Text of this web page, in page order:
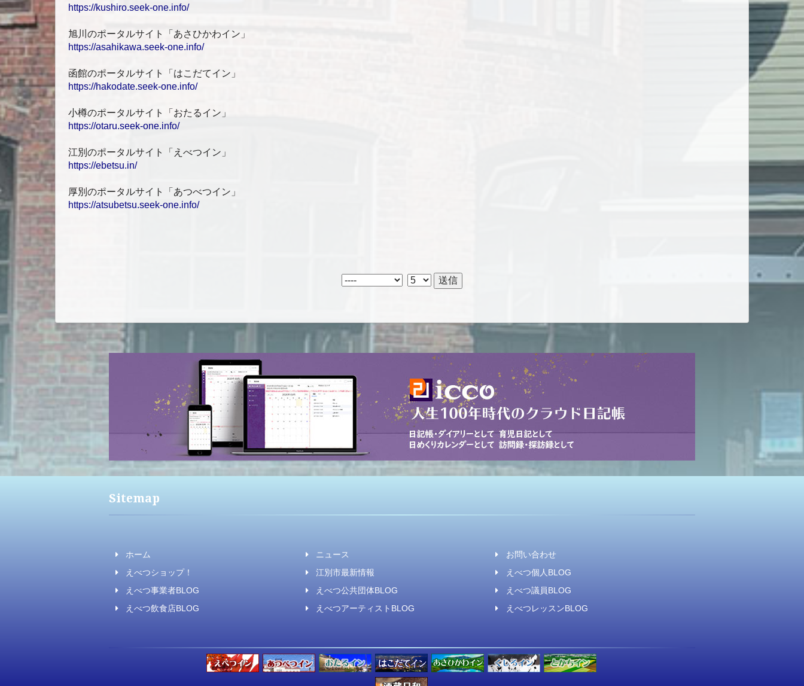
https://kushiro.seek-one.info/
旭川のポータルサイト「あさひかわイン」
https://asahikawa.seek-one.info/
函館のポータルサイト「はこだてイン」
https://hakodate.seek-one.info/
小樽のポータルサイト「おたるイン」
https://otaru.seek-one.info/
江別のポータルサイト「えべつイン」
https://ebetsu.in/
厚別のポータルサイト「あつべつイン」
https://atsubetsu.seek-one.info/
Sitemap
ホーム ニュース
お問い合わせ
えべつショップ！
江別市最新情報
えべつ個人BLOG
えべつ事業者BLOG
えべつ公共団体BLOG
えべつ議員BLOG
えべつ飲食店BLOG
えべつアーティストBLOG えべつレッスンBLOG